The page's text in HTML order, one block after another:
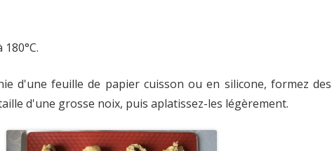
d'une feuille de papier cuisson ou en silicone, formez des
d'une grosse noix, puis aplatissez-les légèrement.